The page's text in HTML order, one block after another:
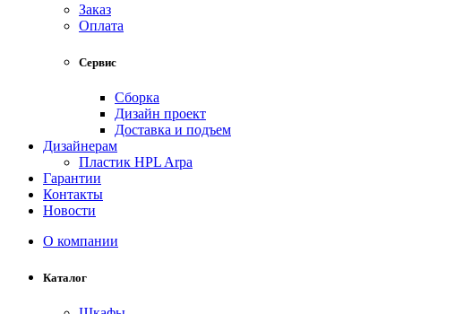
Заказ
Оплата
Сервис
Сборка
Дизайн проект
Доставка и подъем
Дизайнерам
Пластик HPL Arpa
Гарантии
Контакты
Новости
О компании
Каталог